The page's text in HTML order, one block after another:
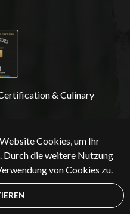
Cookies, um Ihr
Durch die weitere Nutzung
von Cookies zu.
& Culinary